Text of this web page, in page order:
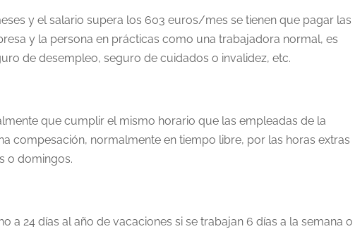
y el salario supera los 603 euros/mes se tienen que pagar las
y la persona en prácticas como una trabajadora normal, es
de desempleo, seguro de cuidados o invalidez, etc.
que cumplir el mismo horario que las empleadas de la
compesación, normalmente en tiempo libre, por las horas extras
o domingos.
a 24 días al año de vacaciones si se trabajan 6 días a la semana o